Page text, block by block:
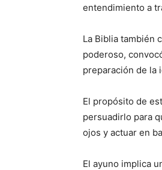
entendimiento a
La Biblia también
poderoso,
preparación de la
El propósito de
persuadirlo para
ojos y actuar en
El ayuno implica